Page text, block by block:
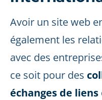
Avoir un site web
également les
avec des
ce soit pour des
échanges de liens